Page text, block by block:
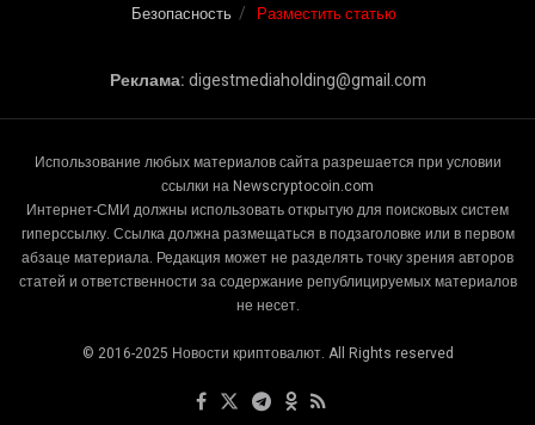
Безопасность
Разместить статью
Реклама:digestmediaholding@gmail.com
Использование любых материалов сайта разрешается при условии
ссылки на Newscryptocoin.com
Интернет-СМИ должны использовать открытую для поисковых систем
гиперссылку. Ссылка должна размещаться в подзаголовке или в первом
абзаце материала. Редакция может не разделять точку зрения авторов
статей и ответственности за содержание републицируемых материалов
не несет.
© 2016-2025 Новости криптовалют. All Rights reserved